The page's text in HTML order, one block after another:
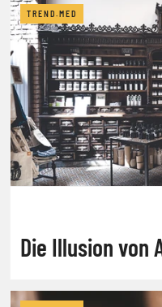
TREND.MED
Die Illusion von